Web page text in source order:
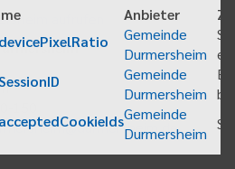
aufrufen
150
Anbieter
devicePixelRatio
Gemeinde
Durmersheim
Gemeinde
Durmersheim
acceptedCookieIdsGemeinde
Durmersheim